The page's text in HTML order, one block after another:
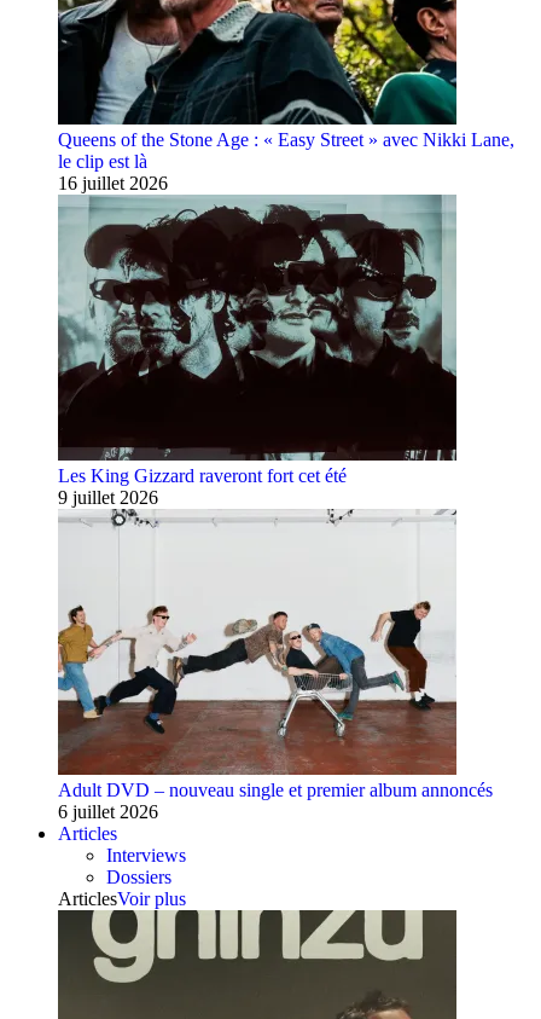
Queens of the Stone Age : « Easy Street » avec Nikki Lane,
le clip est là
16 juillet 2026
Les King Gizzard raveront fort cet été
9 juillet 2026
Adult DVD – nouveau single et premier album annoncés
6 juillet 2026
Articles
Interviews
Dossiers
ArticlesVoir plus